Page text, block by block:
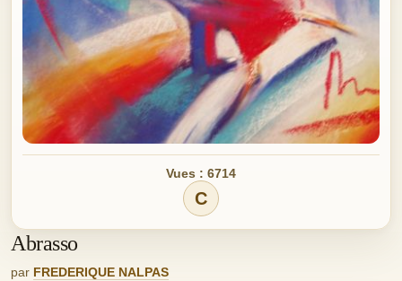
Vues : 6714
C
Abrasso
par FREDERIQUE NALPAS